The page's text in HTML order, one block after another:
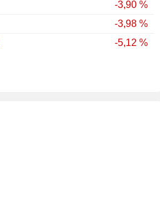
-3,90 %
-3,98 %
-5,12 %